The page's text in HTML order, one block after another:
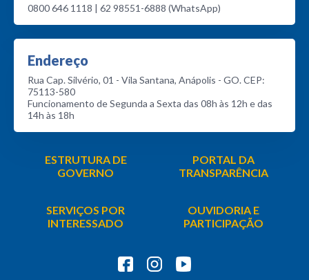
0800 646 1118 | 62 98551-6888 (WhatsApp)
Endereço
Rua Cap. Silvério, 01 - Vila Santana, Anápolis - GO. CEP:
75113-580
Funcionamento de Segunda a Sexta das 08h às 12h e das
14h às 18h
ESTRUTURA DE
GOVERNO
PORTAL DA
TRANSPARÊNCIA
SERVIÇOS POR
INTERESSADO
OUVIDORIA E
PARTICIPAÇÃO